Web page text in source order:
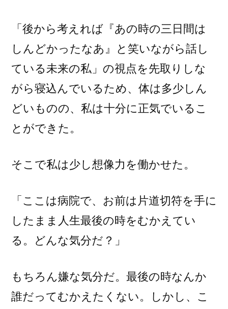
「後から考えれば『あの時の三日間は
しんどかったなあ』と笑いながら話し
ている未来の私」の視点を先取りしな
がら寝込んでいるため、体は多少しん
どいものの、私は十分に正気でいるこ
とができた。
そこで私は少し想像力を働かせた。
「ここは病院で、お前は片道切符を手に
したまま人生最後の時をむかえてい
る。どんな気分だ？」
もちろん嫌な気分だ。最後の時なんか
誰だってむかえたくない。しかし、こ